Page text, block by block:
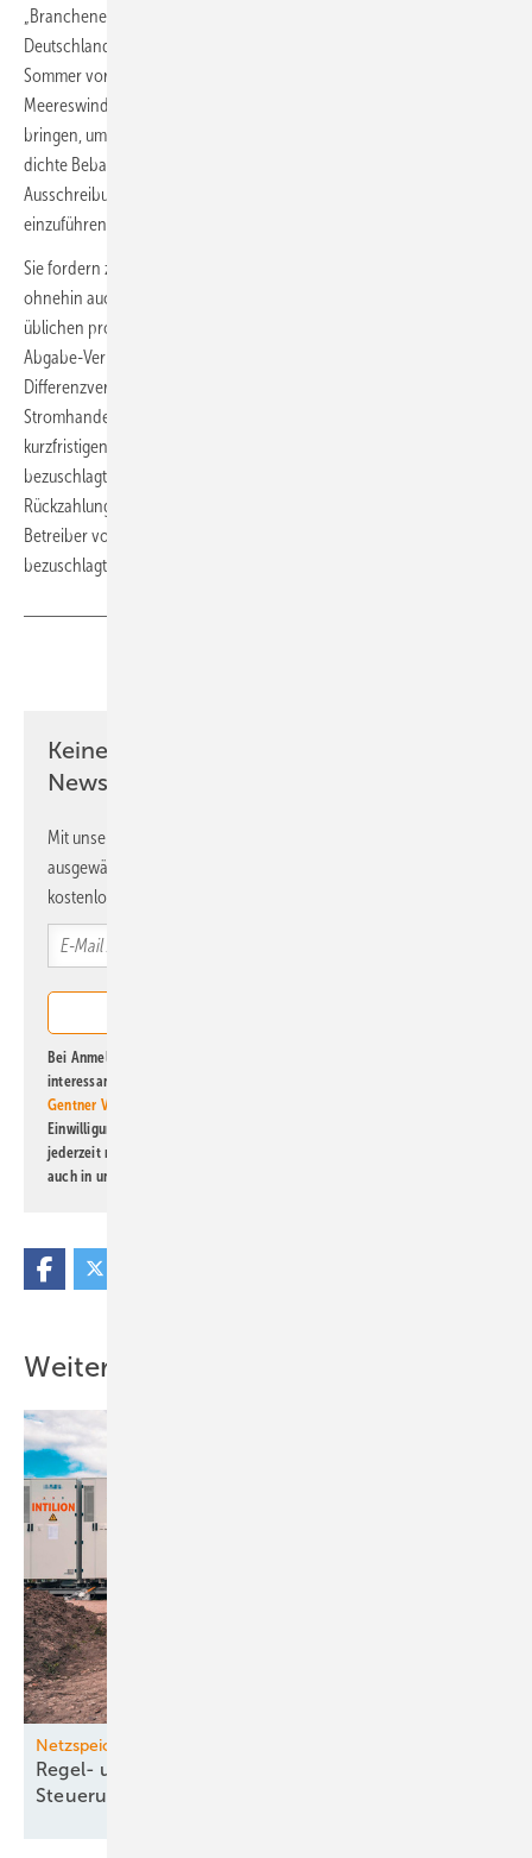
„Branchenerklärung zur Stabilisierung des Offshore-Wind-Ausbaus“ in
Deutschland vorgelegt. Darin fordern sie eine Verschiebung der im
Sommer vorgesehenen nächsten Ausschreibungen von
Meereswindparks auf das vierte Quartal als Zeitraum. Dies soll Zeit
bringen, um bestehende Ausschreibungsflächen für eine weniger
dichte Bebauung mit Windturbinen neu zu definieren und ein neues
Ausschreibungssystem mit Differenzverträgen als Grundlage
einzuführen.
Sie fordern zudem den Start der von der Europäischen Union
ohnehin auch ab 2027 verlangten Differenzvertrags-Auktionen mit
üblichen produktionsabhängigen zweiseitigen Zuschuss- und
Abgabe-Verpflichtungen schon ab Ende kommenden Jahres.
Differenzverträge (international: CFD), sehen einen Zuschuss zu den
Stromhandelseinnahmen vor, wenn die Betreiber ihren Strom im
kurzfristigen Handel billiger als eine in der Ausschreibung
bezuschlagte untere Preisschwelle verkaufen müssen. Und sie sehen
Rückzahlungen von übermäßigen Gewinnüberschüssen durch die
Betreiber vor, wenn im Stromhandel sich Preise höher als ein oberes
bezuschlagtes Vergütungsniveau bildeten.
Keine Zeit? Kein Problem mit dem ERE
Newsletter!
Mit unserem Newsletter erhalten Sie regelmäßig von uns
ausgewählte Informationen und Neuigkeiten, gebündelt und
kostenlos direkt ins Postfach.
Bei Anmeldung zu diesem Newsletter bin ich damit einverstanden, über
interessante Verlags- und Online-Angebote
Gentner Verlag GmbH & Co. KG
Einwilligung kann ich jederzeit widerrufen und eine Abmeldung ist
jederzeit möglich. Informationen zum Umgang mit Daten finden Sie
auch in unserer
Weitere Inhalte
Netzspeicher
Regel- und Handels­energie aus Speichern mit
Steuerungstechnik